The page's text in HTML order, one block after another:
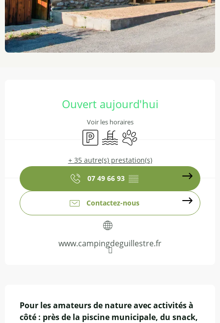
Ouvert aujourd'hui
Voir les horaires
ParkingPiscineAnimaux acceptés
+ 35 autre(s) prestation(s)
07 49 66 93 ▒▒
Contactez-nous
www.campingdeguillestre.fr
Pour les amateurs de nature avec activités à
côté : près de la piscine municipale, du snack,